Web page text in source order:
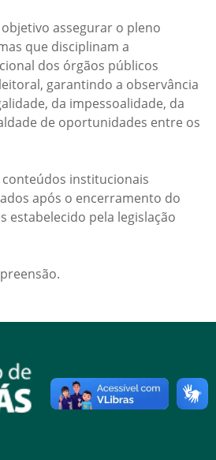
assegurar o pleno
que disciplinam a
dos órgãos públicos
garantindo a observância
da impessoalidade, da
de oportunidades entre os
institucionais
após o encerramento do
estabelecido pela legislação